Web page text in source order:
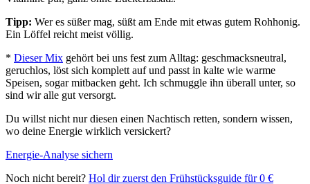
Tipp: Wer es süßer mag, süßt am Ende mit etwas gutem Rohhonig.
Ein Löffel reicht meist völlig.
* Dieser Mix gehört bei uns fest zum Alltag: geschmacksneutral,
geruchlos, löst sich komplett auf und passt in kalte wie warme
Speisen, sogar mitbacken geht. Ich schmuggle ihn überall unter, so
sind wir alle gut versorgt.
Du willst nicht nur diesen einen Nachtisch retten, sondern wissen,
wo deine Energie wirklich versickert?
Energie-Analyse sichern
Noch nicht bereit? Hol dir zuerst den Frühstücksguide für 0 €